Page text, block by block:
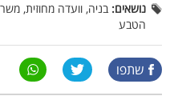
נושאים: בניה, וועדה מחוזית,
הטבע
שתפו